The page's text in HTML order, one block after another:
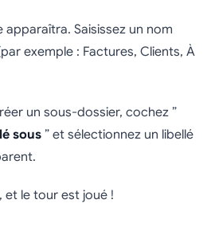
Saisissez un nom
exemple : Factures, Clients, À
un sous-dossier, cochez ”
sous ” et sélectionnez un libellé
, et le tour est joué !